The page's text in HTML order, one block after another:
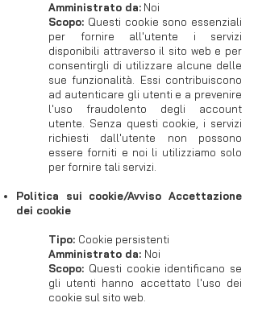
Amministrato da: Noi
​Scopo: Questi cookie sono essenziali
per fornire all'utente i servizi
disponibili attraverso il sito web e per
consentirgli di utilizzare alcune delle
sue funzionalità. Essi contribuiscono
ad autenticare gli utenti e a prevenire
l'uso fraudolento degli account
utente. Senza questi cookie, i servizi
richiesti dall'utente non possono
essere forniti e noi li utilizziamo solo
per fornire tali servizi.
Politica sui cookie/Avviso Accettazione
dei cookie
Tipo: Cookie persistenti
Amministrato da: Noi
Scopo: Questi cookie identificano se
gli utenti hanno accettato l'uso dei
cookie sul sito web.